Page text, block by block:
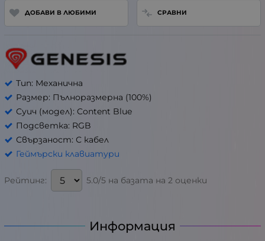
ДОБАВИ В ЛЮБИМИ СРАВНИ
Тип: Механична
Размер: Пълноразмерна (100%)
Суич (модел): Content Blue
Подсветка: RGB
Свързаност: С кабел
Геймърски клавиатури
Рейтинг: 5.0/5 на базата на 2 оценки
Информация